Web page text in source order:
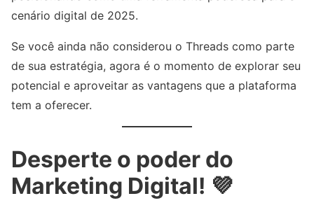
cenário digital de 2025.
Se você ainda não considerou o Threads como parte
de sua estratégia, agora é o momento de explorar seu
potencial e aproveitar as vantagens que a plataforma
tem a oferecer.
Desperte o poder do
Marketing Digital! 💜